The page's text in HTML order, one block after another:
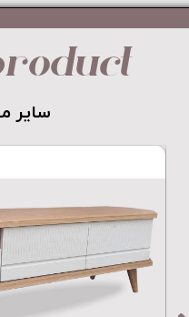
​​​​​​​سایر